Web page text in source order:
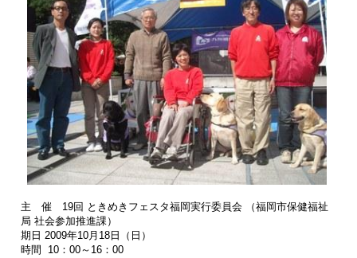
主 催 19回 ときめきフェスタ福岡実行委員会（福岡市保健福祉
局 社会参加推進課）
期日 2009年10月18日（日）
時間 10：00～16：00